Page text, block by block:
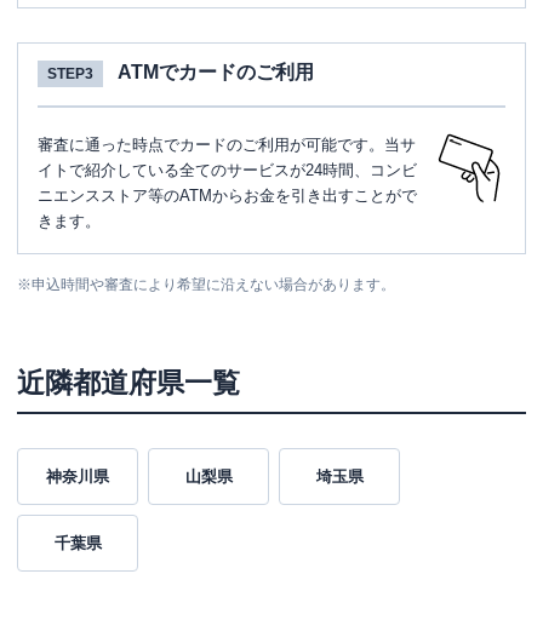
STEP3 ATMでカードのご利用
審査に通った時点でカードのご利用が可能です。当サ
イトで紹介している全てのサービスが24時間、コンビ
ニエンスストア等のATMからお金を引き出すことがで
きます。
※申込時間や審査により希望に沿えない場合があります。
近隣都道府県一覧
神奈川県 山梨県 埼玉県
千葉県